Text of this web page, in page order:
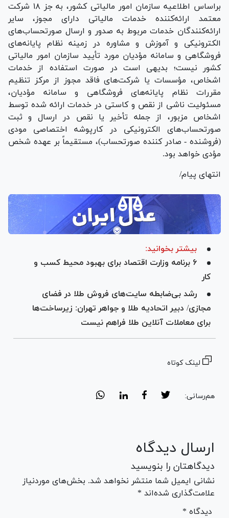
براساس اطلاعیه سازمان امور مالیاتی کشور، به جز ۱۸ شرکت
معتمد ارائه‌کننده خدمات مالیاتی دارای مجوز، سایر
ارائه‌کنندگان خدمات مربوط به صدور و ارسال صورتحساب‌های
الکترونیکی و آموزش و مشاوره در زمینه نظام پایانه‌های
فروشگاهی و سامانه مؤدیان مورد تأیید سازمان امور مالیاتی
کشور نیست؛ بدیهی است در صورت استفاده از خدمات
اشخاص، مؤسسات یا شرکت‌های فاقد مجوز از مرکز تنظیم
مقررات نظام پایانه‌های فروشگاهی و سامانه مؤدیان،
مسئولیت ناشی از نقص و کاستی در خدمات ارائه شده توسط
اشخاص مزبور، از جمله تأخیر یا نقص در ارسال و ثبت
صورتحساب‌های الکترونیکی در کارپوشه اختصاصی مودی
(فروشنده - صادر کننده صورتحساب)، مستقیماً بر عهده شخص
مؤدی خواهد بود.
انتهای پیام/
بیشتر بخوانید:
۶ برنامه وزارت اقتصاد برای بهبود محیط کسب و
کار
رشد بی‌ضابطه سایت‌های فروش طلا در فضای
مجازی/ دبیر اتحادیه طلا و جواهر تهران: زیرساخت‌ها
برای معاملات آنلاین طلا فراهم نیست
لینک کوتاه
هم‌رسانی:
ارسال دیدگاه
دیدگاهتان را بنویسید
نشانی ایمیل شما منتشر نخواهد شد. بخش‌های موردنیاز
علامت‌گذاری شده‌اند *
* دیدگاه